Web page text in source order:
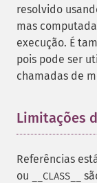
resolvido
mas
execução. É
pois pode ser
chamadas de
Limitações
Referências
ou __CLASS__